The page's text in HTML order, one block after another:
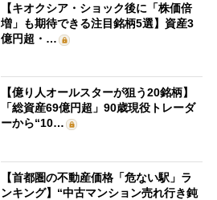
【キオクシア・ショック後に「株価倍
増」も期待できる注目銘柄5選】資産3
億円超・…
【億り人オールスターが狙う20銘柄】
「総資産69億円超」90歳現役トレーダ
ーから“10…
【首都圏の不動産価格「危ない駅」ラ
ンキング】“中古マンション売れ行き鈍